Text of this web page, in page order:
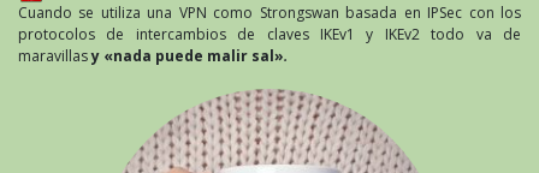
Cuando se utiliza una VPN como Strongswan basada en IPSec con los
protocolos de intercambios de claves IKEv1 y IKEv2 todo va de
maravillasy «nada puede malir sal».